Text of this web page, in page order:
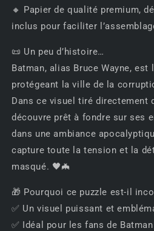
🔸 Papier de qualité premium,
inclus pour faciliter
📜 Un peu d’histoire…
Batman, alias Bruce Wayne,
protégeant la ville de la
Dans ce visuel tiré directement
découvre prêt à fondre sur ses
dans une ambiance
capture toute la tension et la
masqué. 🖤🦇
🎁 Pourquoi ce puzzle est-il
✅ Un visuel puissant et
✅ Idéal pour les fans de